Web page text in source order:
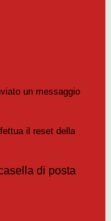
un messaggio
il reset della
di posta